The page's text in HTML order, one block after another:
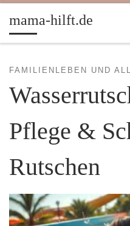
Zum Inhalt springen
mama-hilft.de
FAMILIENLEBEN UND
Pflege &
Rutschen